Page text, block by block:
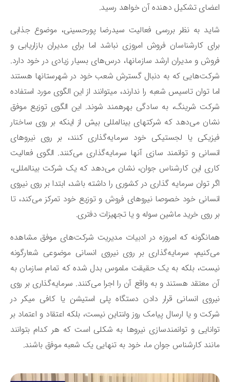
تشکیل دهنده آن خواهد رسید.
به نظر بررسی فعالیت سیدرضا پورحسینی، موضوع جذابی
کارشناسان فروش امروزی نباشد اما برای مدیران بازاریابی و
و مدیران ارشد سازمانها، درس‌های بسیار زیادی در خود دارد.
که به دنبال گسترش شعب خود در شهرستانها هستند
اما توان تاسیس شعبه را ندارند، می‎توانند از این الگوی مورد استفاده
شرکت شرینگ، به سادگی بهره‎مند شوند. این الگوی توزیع موفق
نشان می‌دهد که شرکتهای بین‎المللی بیش از اینکه بر روی ساختار
یا لجستیکی خود سرمایه‌گذاری کنند، بر روی نیروهای
و توانمند سازی آنها سرمایه‌گذاری می‌کنند. الگوی فعالیت
کاری این کارشناس جوان، نشان می‌دهد که یک شرکت بین‎المللی،
توان سرمایه گذاری در کشوری را داشته باشد، ابتدا بر روی نیروی
خود خصوصا نیروهای فروش و توزیع خود تمرکز می‌کند، تا
روی خرید ماشین سوله و یا تجهیزات دفتری.
که امروزه در ادبیات مدیریت شرکت‌های موفق مشاهده
سرمایه‌گذاری بر روی نیروی انسانی موضوعی شعارگونه
بلکه به یک حقیقت ملموس بدل شده که تمام سازمان به
معتقد هستند و به واقع آن را اجرا می‌کنند. سرمایه‌گذاری بر روی
انسانی قرار دادن دستگاه پلی استیشن یا کافی میکر در
و یا ارسال پیامک روز ولنتاین نیست، بلکه اعتقاد و اعتماد بر
و توانمندسازی نیروها به شکلی است که هر کدام بتوانند
کارشناس جوان ما، خود به تنهایی یک شعبه موفق باشند.